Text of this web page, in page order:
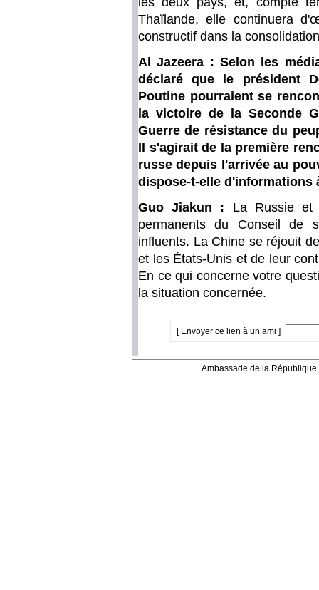
Thaïlande, elle continuera
constructif dans la
Al Jazeera : Selon les
déclaré que le président
Poutine pourraient se
la victoire de la Seconde
Guerre de résistance du
Il s'agirait de la première
russe depuis l'arrivée au
dispose-t-elle d'informations
Guo Jiakun : La Russie et
permanents du Conseil de
influents. La Chine se réjouit
et les États-Unis et de leur
En ce qui concerne votre
la situation concernée.
[ Envoyer ce lien à un ami ]
Ambassade de la